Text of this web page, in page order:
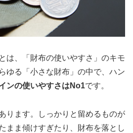
は、「財布の使いやすさ」のキモ
ゆる「小さな財布」の中で、ハン
ンの使いやすさはNo1です。
ります。しっかりと留めるものが
まま傾けすぎたり、財布を落とし